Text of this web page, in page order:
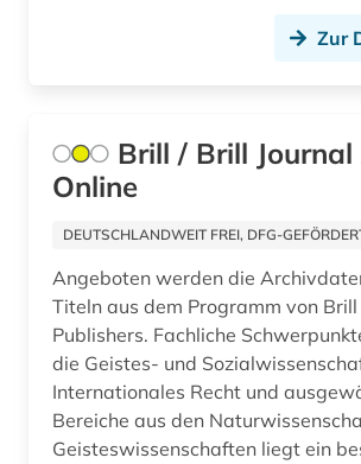
freie wohlfahrtspflege (2)
freud (1)
friedensforschung (1)
friedenswissenschaft (1)
fundstellenverzeichnis (1)
fusion (1)
fusionstechnologie (1)
Zur
Brill / Brill
Online
DEUTSCHLANDWEIT FREI, DFG-
Angeboten werden die
Titeln aus dem Programm von
Publishers. Fachliche
die Geistes- und
Internationales Recht und
Bereiche aus den
Geisteswissenschaften liegt ein